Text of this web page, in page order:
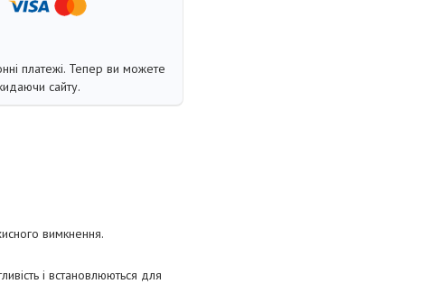
платежі. Тепер ви можете
сайту.
вимкнення.
і встановлюються для